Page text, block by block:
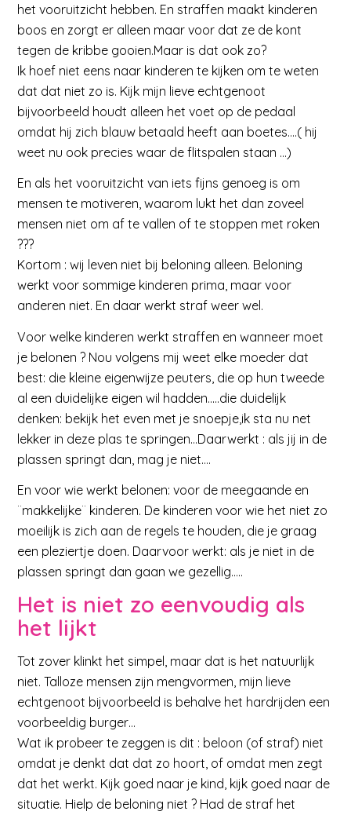
het vooruitzicht hebben. En straffen maakt kinderen
boos en zorgt er alleen maar voor dat ze de kont
tegen de kribbe gooien.Maar is dat ook zo?
Ik hoef niet eens naar kinderen te kijken om te weten
dat dat niet zo is. Kijk mijn lieve echtgenoot
bijvoorbeeld houdt alleen het voet op de pedaal
omdat hij zich blauw betaald heeft aan boetes….( hij
weet nu ook precies waar de flitspalen staan …)
En als het vooruitzicht van iets fijns genoeg is om
mensen te motiveren, waarom lukt het dan zoveel
mensen niet om af te vallen of te stoppen met roken
???
Kortom : wij leven niet bij beloning alleen. Beloning
werkt voor sommige kinderen prima, maar voor
anderen niet. En daar werkt straf weer wel.
Voor welke kinderen werkt straffen en wanneer moet
je belonen ? Nou volgens mij weet elke moeder dat
best: die kleine eigenwijze peuters, die op hun tweede
al een duidelijke eigen wil hadden…..die duidelijk
denken: bekijk het even met je snoepje,ik sta nu net
lekker in deze plas te springen…Daarwerkt : als jij in de
plassen springt dan, mag je niet….
En voor wie werkt belonen: voor de meegaande en
¨makkelijke¨ kinderen. De kinderen voor wie het niet zo
moeilijk is zich aan de regels te houden, die je graag
een pleziertje doen. Daarvoor werkt: als je niet in de
plassen springt dan gaan we gezellig…..
Het is niet zo eenvoudig als
het lijkt
Tot zover klinkt het simpel, maar dat is het natuurlijk
niet. Talloze mensen zijn mengvormen, mijn lieve
echtgenoot bijvoorbeeld is behalve het hardrijden een
voorbeeldig burger…
Wat ik probeer te zeggen is dit : beloon (of straf) niet
omdat je denkt dat dat zo hoort, of omdat men zegt
dat het werkt. Kijk goed naar je kind, kijk goed naar de
situatie. Hielp de beloning niet ? Had de straf het